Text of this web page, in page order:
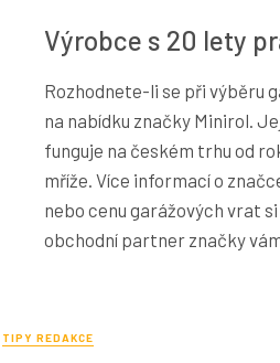
Výrobce s 20 lety
Rozhodnete-li se při výběru
na nabídku značky Minirol.
funguje na českém trhu od
mříže. Více informací o
nebo cenu garážových vrat
obchodní partner značky
Posted
in
TIPY REDAKCE